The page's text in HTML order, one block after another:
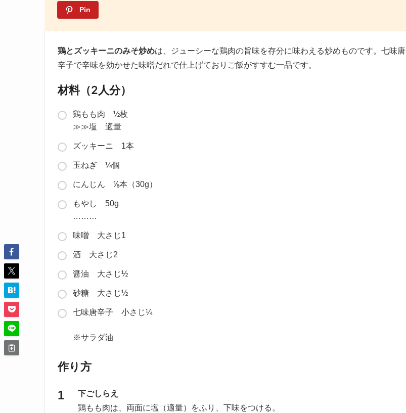
Pin
鶏とズッキーニのみそ炒めは、ジューシーな鶏肉の旨味を存分に味わえる炒めものです。七味唐
辛子で辛味を効かせた味噌だれで仕上げておりご飯がすすむ一品です。
材料（2人分）
鶏もも肉 ½枚
≫≫塩 適量
ズッキーニ 1本
玉ねぎ ¼個
にんじん ⅙本（30g）
もやし 50g
………
味噌 大さじ1
酒 大さじ2
醤油 大さじ½
砂糖 大さじ½
七味唐辛子 小さじ¼
※サラダ油
作り方
下ごしらえ
鶏もも肉は、両面に塩（適量）をふり、下味をつける。